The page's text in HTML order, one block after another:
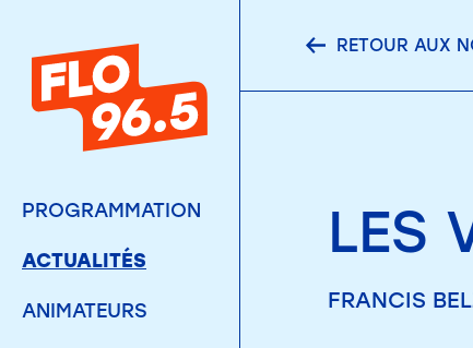
PROGRAMMATION
ACTUALITÉS
ANIMATEURS
RETOUR AUX
LES
FRANCIS